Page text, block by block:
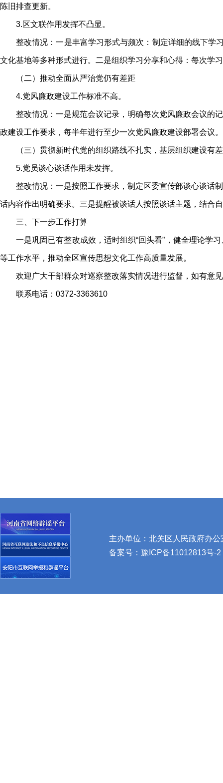
陈旧排查更新。
3.区文联作用发挥不凸显。
整改情况：一是丰富学习形式与频次：制定详细的线下学
文化基地等多种形式进行。二是组织学习分享和心得：每次学
（二）推动全面从严治党仍有差距
4.党风廉政建设工作标准不高。
整改情况：一是规范会议记录，明确每次党风廉政会议的
政建设工作要求，每半年进行至少一次党风廉政建设部署会议
（三）贯彻新时代党的组织路线不扎实，基层组织建设有
5.党员谈心谈话作用未发挥。
整改情况：一是按照工作要求，制定区委宣传部谈心谈话
话内容作出明确要求。三是提醒被谈话人按照谈话主题，结合
三、下一步工作打算
一是巩固已有整改成效，适时组织“回头看”，健全理论学
等工作水平，推动全区宣传思想文化工作高质量发展。
欢迎广大干部群众对巡察整改落实情况进行监督，如有意
联系电话：0372-3363610
主办单位：北关区人民政府办
备案号： 豫ICP备11012813号-2